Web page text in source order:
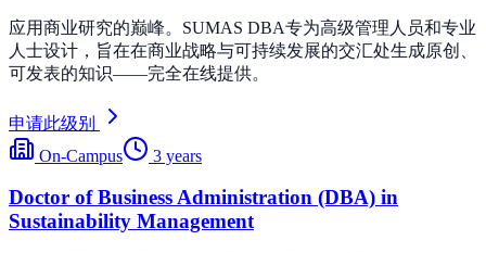
应用商业研究的巅峰。SUMAS DBA专为高级管理人员和专业
人士设计，旨在在商业战略与可持续发展的交汇处生成原创、
可发表的知识——完全在线提供。
申请此级别
On-Campus
3 years
Doctor of Business Administration (DBA) in
Sustainability Management